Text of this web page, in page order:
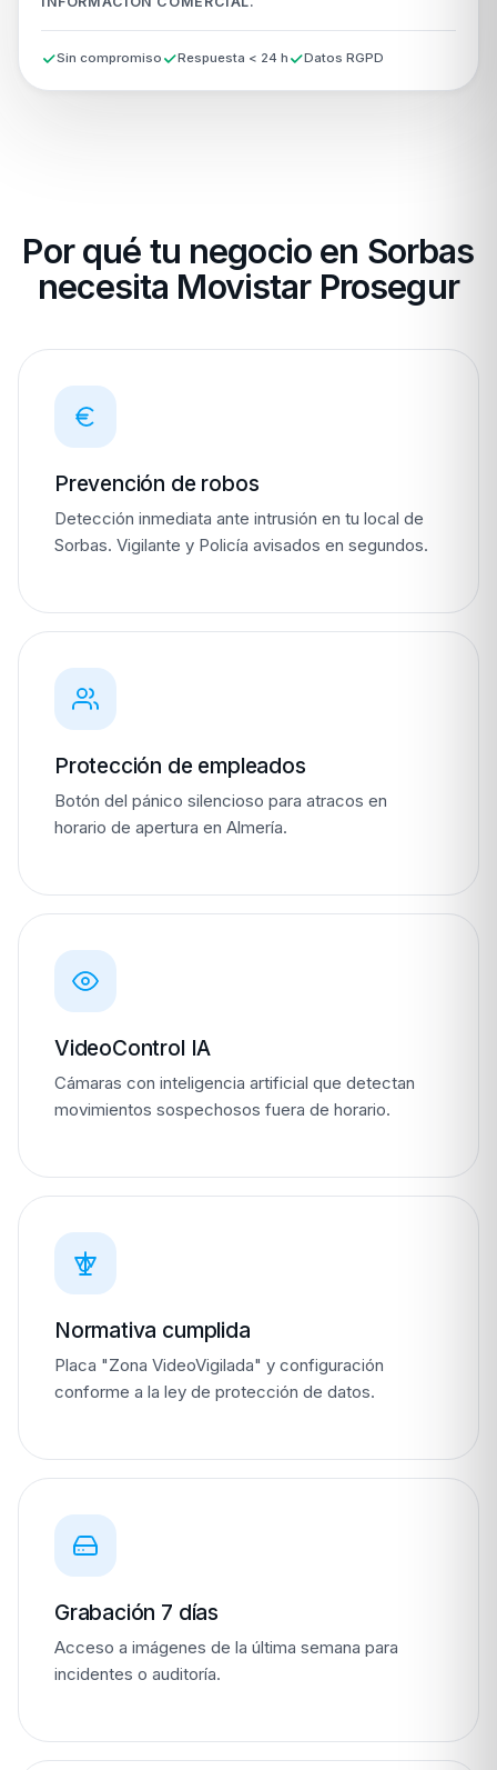
Sin compromiso Respuesta < 24 h Datos RGPD
Por qué tu negocio en Sorbas
necesita Movistar Prosegur
Prevención de robos
Detección inmediata ante intrusión en tu local de
Sorbas. Vigilante y Policía avisados en segundos.
Protección de empleados
Botón del pánico silencioso para atracos en
horario de apertura en Almería.
VideoControl IA
Cámaras con inteligencia artificial que detectan
movimientos sospechosos fuera de horario.
Normativa cumplida
Placa "Zona VideoVigilada" y configuración
conforme a la ley de protección de datos.
Grabación 7 días
Acceso a imágenes de la última semana para
incidentes o auditoría.